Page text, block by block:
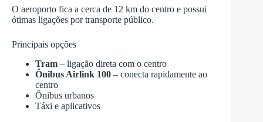
O aeroporto fica a cerca de 12 km do centro e possui
ótimas ligações por transporte público.
Principais opções
Tram – ligação direta com o centro
Ônibus Airlink 100 – conecta rapidamente ao
centro
Ônibus urbanos
Táxi e aplicativos